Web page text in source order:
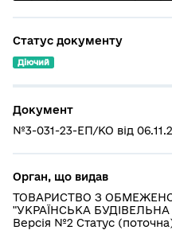
Статус документу
Діючий
Документ
№3-031-23-ЕП/КО від
Орган, що видав
ТОВАРИСТВО З
"УКРАЇНСЬКА БУДІВЕЛЬНА
Версія №2 Статус